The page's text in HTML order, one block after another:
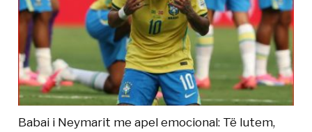
Babai i Neymarit me apel emocional: Të lutem,